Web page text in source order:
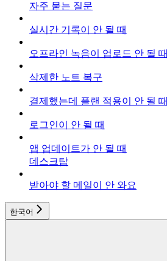
자주 묻는 질문
실시간 기록이 안 될 때
오프라인 녹음이 업로드 안 될 때
삭제한 노트 복구
결제했는데 플랜 적용이 안 될 때
로그인이 안 될 때
앱 업데이트가 안 될 때
데스크탑
받아야 할 메일이 안 와요
한국어